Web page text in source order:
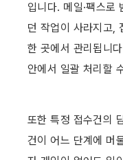
입니다. 메일·팩스
던 작업이 사라지고,
한 곳에서 관리됩니
안에서 일괄 처리할
또한 특정 접수건의
건이 어느 단계에 머